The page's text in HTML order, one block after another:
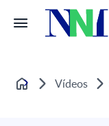
Home Vídeos